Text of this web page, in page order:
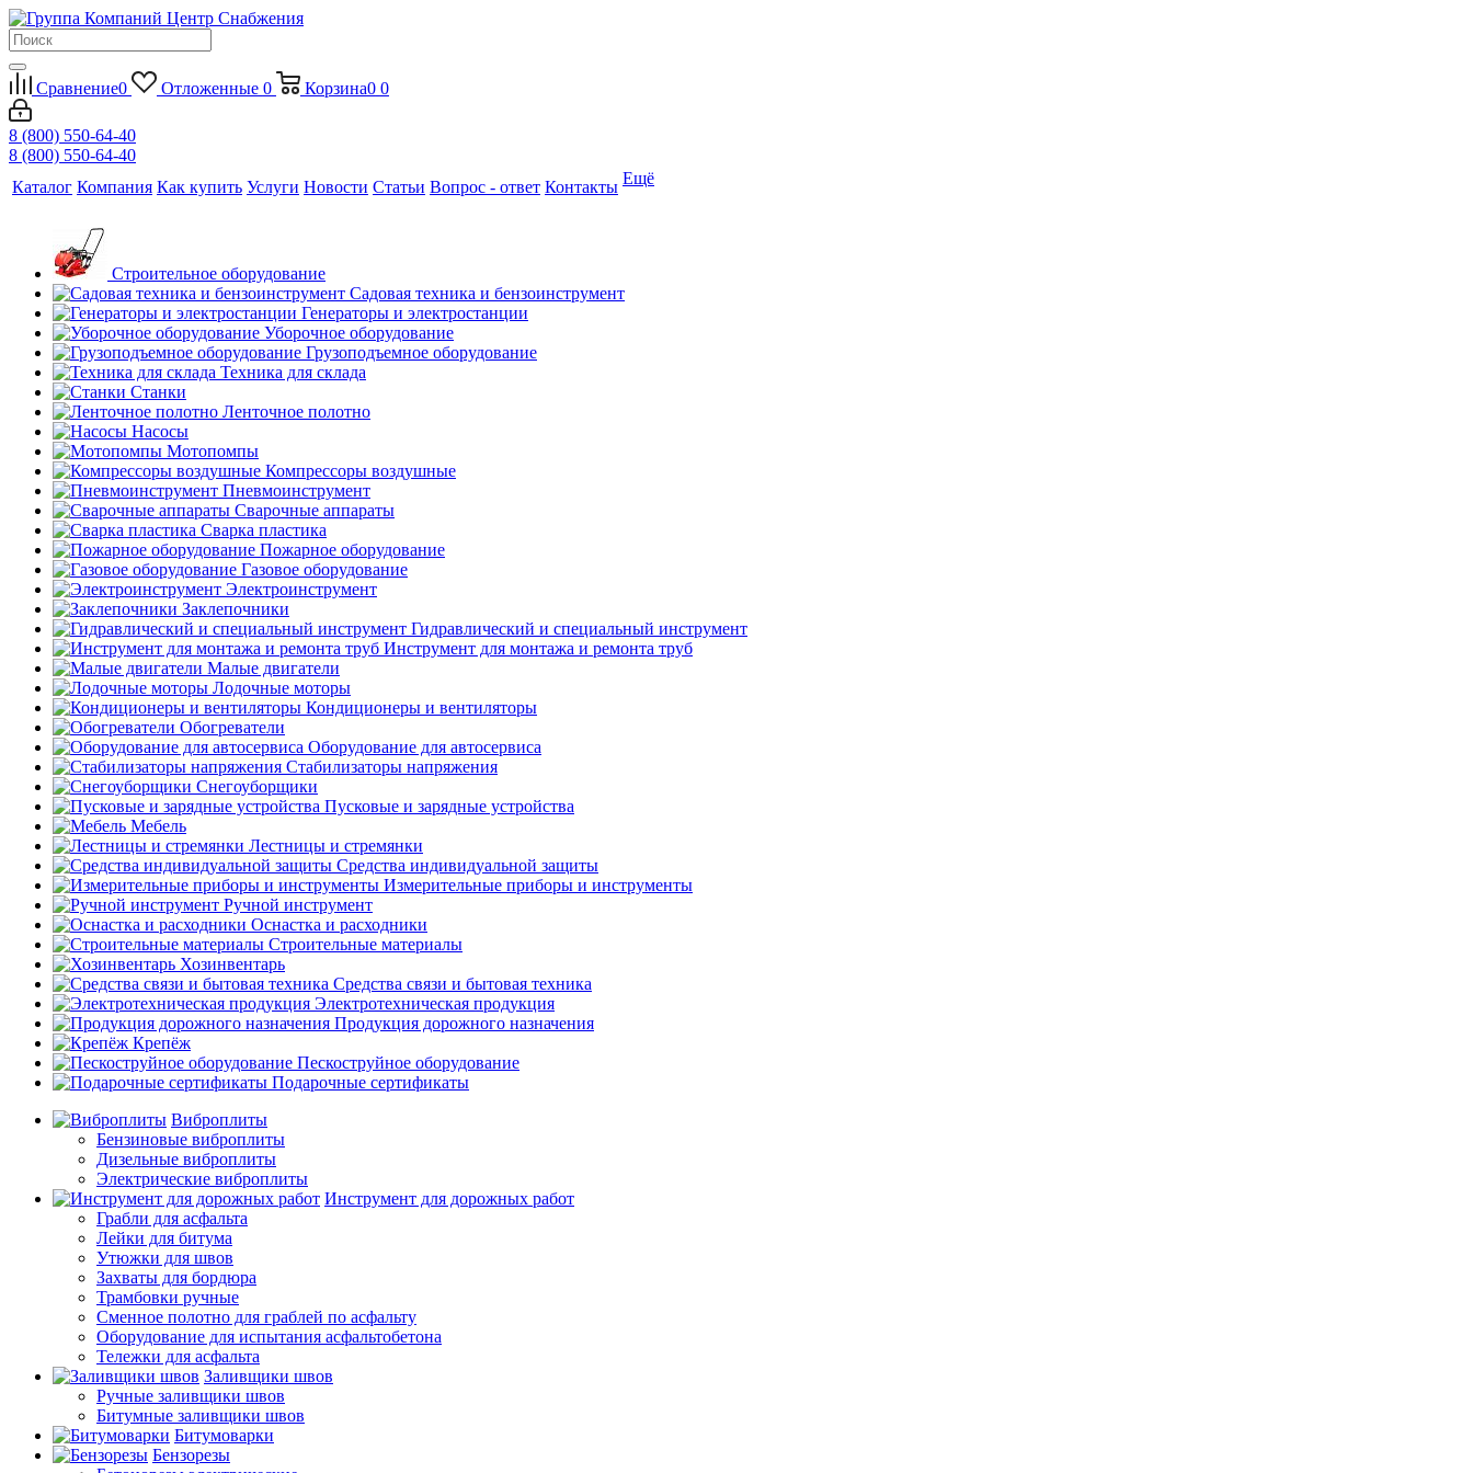
Сравнение0 Отложенные 0 Корзина0 0
8 (800) 550-64-40
8 (800) 550-64-40
Каталог Компания Как купить Услуги Новости Статьи Вопрос - ответ Контакты Ещё
Строительное оборудование
Садовая техника и бензоинструмент
Генераторы и электростанции
Уборочное оборудование
Грузоподъемное оборудование
Техника для склада
Станки
Ленточное полотно
Насосы
Мотопомпы
Компрессоры воздушные
Пневмоинструмент
Сварочные аппараты
Сварка пластика
Пожарное оборудование
Газовое оборудование
Электроинструмент
Заклепочники
Гидравлический и специальный инструмент
Инструмент для монтажа и ремонта труб
Малые двигатели
Лодочные моторы
Кондиционеры и вентиляторы
Обогреватели
Оборудование для автосервиса
Стабилизаторы напряжения
Снегоуборщики
Пусковые и зарядные устройства
Мебель
Лестницы и стремянки
Средства индивидуальной защиты
Измерительные приборы и инструменты
Ручной инструмент
Оснастка и расходники
Строительные материалы
Хозинвентарь
Средства связи и бытовая техника
Электротехническая продукция
Продукция дорожного назначения
Крепёж
Пескоструйное оборудование
Подарочные сертификаты
Виброплиты
Бензиновые виброплиты
Дизельные виброплиты
Электрические виброплиты
Инструмент для дорожных работ
Грабли для асфальта
Лейки для битума
Утюжки для швов
Захваты для бордюра
Трамбовки ручные
Сменное полотно для граблей по асфальту
Оборудование для испытания асфальтобетона
Тележки для асфальта
Заливщики швов
Ручные заливщики швов
Битумные заливщики швов
Битумоварки
Бензорезы